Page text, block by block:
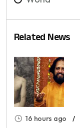
Related News
16 hours ago